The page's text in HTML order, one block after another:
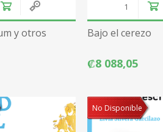
y otros
Bajo el cerezo
₡8 088,05
No Disponible